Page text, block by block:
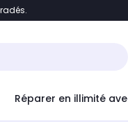
Accéder
Réparer en illimité